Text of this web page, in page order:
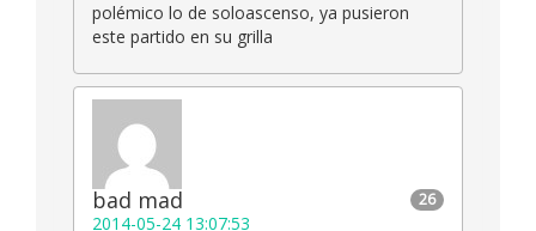
polémico lo de soloascenso, ya pusieron
este partido en su grilla
26
bad mad
2014-05-24 13:07:53